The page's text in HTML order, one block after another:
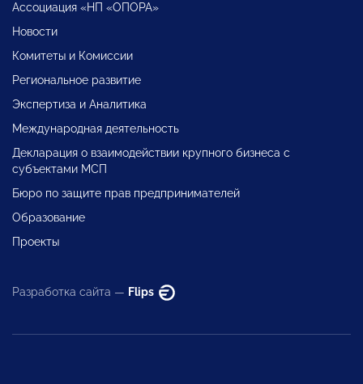
Ассоциация «НП «ОПОРА»
Новости
Комитеты и Комиссии
Региональное развитие
Экспертиза и Аналитика
Международная деятельность
Декларация о взаимодействии крупного бизнеса с
субъектами МСП
Бюро по защите прав предпринимателей
Образование
Проекты
Разработка сайта — Flips